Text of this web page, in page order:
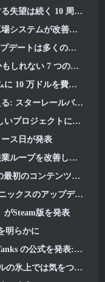
は続く 10 周年記念
テムが改善されます
多くのことをもたらす
つの無料プレイ ゲーム
を獲得したと伝えられている
レールバージョン 4.3
に取り組む準備中の生産
ス日が発表
攻撃モードを更新します
主要プレイヤーの懸念」に対処
クスのアップデート
がSteam版を発表
明らかに
式を発表: HEAT発売日
てください, 刺すような寒さ